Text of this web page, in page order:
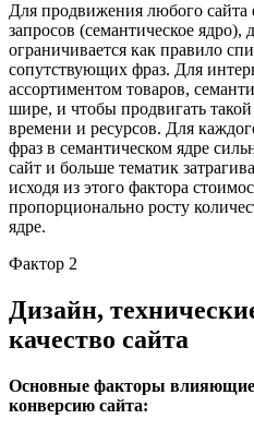
Для продвижения любого
запросов (семантическое ядро),
ограничивается как правило
сопутствующих фраз. Для
ассортиментом товаров,
шире, и чтобы продвигать такой
времени и ресурсов. Для
фраз в семантическом ядре
сайт и больше тематик
исходя из этого фактора
пропорционально росту
ядре.
Фактор 2
Дизайн,
качество сайта
Основные факторы
конверсию сайта: